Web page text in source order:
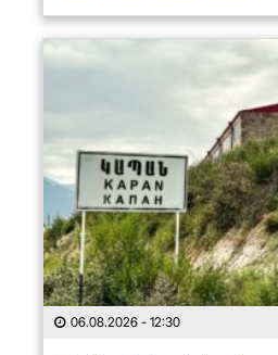
06.08.2026 - 12:30